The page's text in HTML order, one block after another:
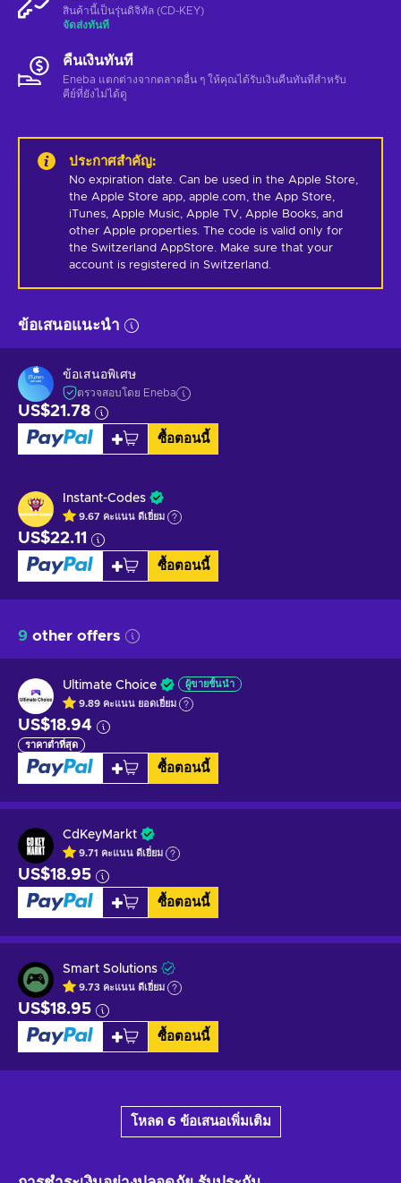
สินค้านี้เป็นรุ่นดิจิทัล (CD-KEY)
จัดส่งทันที
คืนเงินทันที
Eneba แตกต่างจากตลาดอื่น ๆ ให้คุณได้รับเงินคืนทันทีสําหรับ
คีย์ที่ยังไม่ได้ดู
ประกาศสำคัญ:
No expiration date. Can be used in the Apple Store,
the Apple Store app, apple.com, the App Store,
iTunes, Apple Music, Apple TV, Apple Books, and
other Apple properties. The code is valid only for
the Switzerland AppStore. Make sure that your
account is registered in Switzerland.
ข้อเสนอแนะนำ
ข้อเสนอพิเศษ
ตรวจสอบโดย Eneba
US$21.78
ซื้อตอนนี้
Instant-Codes
9.67 คะแนน ดีเยี่ยม
US$22.11
ซื้อตอนนี้
9 other offers
Ultimate Choice ผู้ขายชั้นนำ
9.89 คะแนน ยอดเยี่ยม
US$18.94
ราคาต่ำที่สุด
ซื้อตอนนี้
CdKeyMarkt
9.71 คะแนน ดีเยี่ยม
US$18.95
ซื้อตอนนี้
Smart Solutions
9.73 คะแนน ดีเยี่ยม
US$18.95
ซื้อตอนนี้
โหลด 6 ข้อเสนอเพิ่มเติม